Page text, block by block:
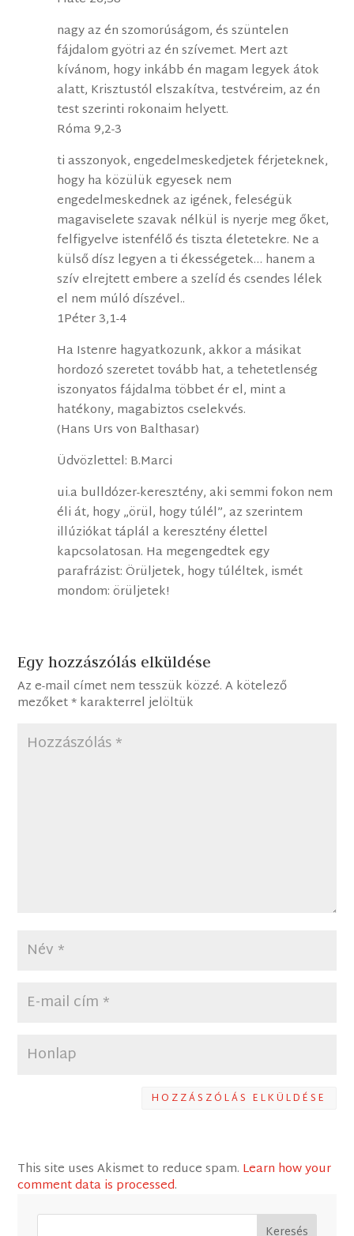
nagy az én szomorúságom, és szüntelen
fájdalom gyötri az én szívemet. Mert azt
kívánom, hogy inkább én magam legyek átok
alatt, Krisztustól elszakítva, testvéreim, az én
test szerinti rokonaim helyett.
Róma 9,2-3
ti asszonyok, engedelmeskedjetek férjeteknek,
hogy ha közülük egyesek nem
engedelmeskednek az igének, feleségük
magaviselete szavak nélkül is nyerje meg őket,
felfigyelve istenfélő és tiszta életetekre. Ne a
külső dísz legyen a ti ékességetek… hanem a
szív elrejtett embere a szelíd és csendes lélek
el nem múló díszével..
1Péter 3,1-4
Ha Istenre hagyatkozunk, akkor a másikat
hordozó szeretet tovább hat, a tehetetlenség
iszonyatos fájdalma többet ér el, mint a
hatékony, magabiztos cselekvés.
(Hans Urs von Balthasar)
Üdvözlettel: B.Marci
ui.a bulldózer-keresztény, aki semmi fokon nem
éli át, hogy „örül, hogy túlél”, az szerintem
illúziókat táplál a keresztény élettel
kapcsolatosan. Ha megengedtek egy
parafrázist: Örüljetek, hogy túléltek, ismét
mondom: örüljetek!
Egy hozzászólás elküldése
Az e-mail címet nem tesszük közzé. A kötelező
mezőket*karakterrel jelöltük
HOZZÁSZÓLÁS ELKÜLDÉSE
This site uses Akismet to reduce spam. Learn how your
comment data is processed.